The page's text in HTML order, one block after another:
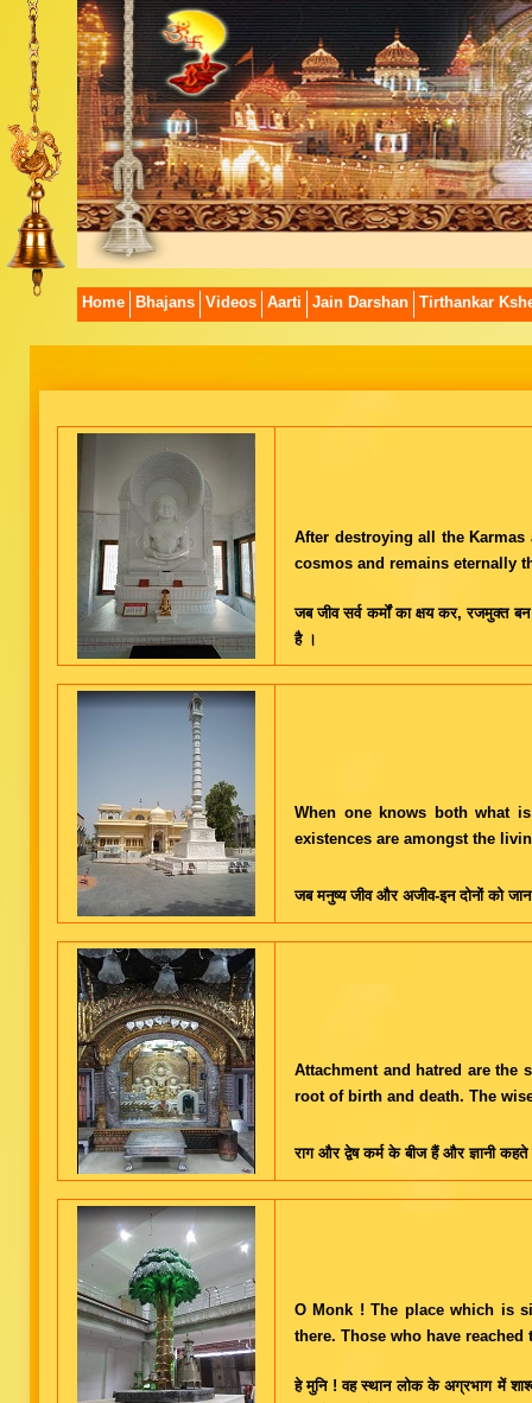
Home Bhajans Videos Aarti Jain Darshan Tirthankar
After destroying all the
cosmos and remains eternally
जब जीव सर्व कर्मों का क्षय कर, रजमुक्त
है ।
When one knows both what
existences are amongst the
जब मनुष्य जीव और अजीव-इन दोनों को
Attachment and hatred are the
root of birth and death. The
राग और द्वेष कर्म के बीज हैं और ज्ञानी
O Monk ! The place which is
there. Those who have
हे मुनि ! वह स्थान लोक के अग्रभाग में